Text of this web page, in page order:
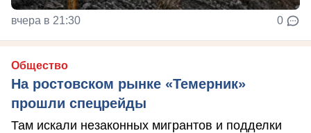
вчера в 21:30 0
Общество
На ростовском рынке «Темерник»
прошли спецрейды
Там искали незаконных мигрантов и подделки